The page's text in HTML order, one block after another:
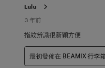
Lulu
3 年前
指紋辨識很新穎方便
最初發佈在 BEAMIX 行李